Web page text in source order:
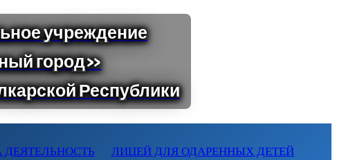
ЛИЦЕЙ ДЛЯ ОДАРЕННЫХ ДЕТЕЙ